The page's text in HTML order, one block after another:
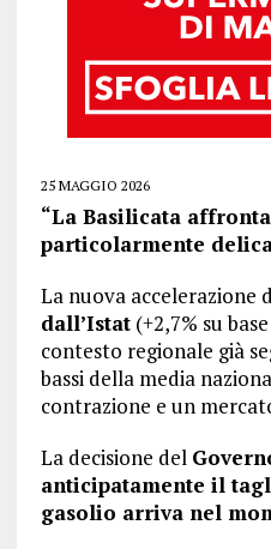
25 MAGGIO 2026
“La Basilicata
particolarmente
La nuova accelerazione
dall’Istat(+2,7% su
contesto regionale già
bassi della media
contrazione e un
La decisione del
anticipatamente il
gasolio arriva nel